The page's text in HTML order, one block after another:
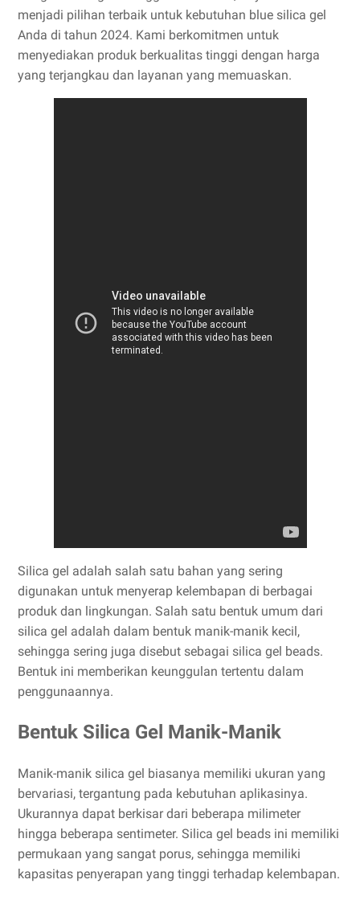
menjadi pilihan terbaik untuk kebutuhan blue silica gel
Anda di tahun 2024. Kami berkomitmen untuk
menyediakan produk berkualitas tinggi dengan harga
yang terjangkau dan layanan yang memuaskan.
Silica gel adalah salah satu bahan yang sering
digunakan untuk menyerap kelembapan di berbagai
produk dan lingkungan. Salah satu bentuk umum dari
silica gel adalah dalam bentuk manik-manik kecil,
sehingga sering juga disebut sebagai silica gel beads.
Bentuk ini memberikan keunggulan tertentu dalam
penggunaannya.
Bentuk Silica Gel Manik-Manik
Manik-manik silica gel biasanya memiliki ukuran yang
bervariasi, tergantung pada kebutuhan aplikasinya.
Ukurannya dapat berkisar dari beberapa milimeter
hingga beberapa sentimeter. Silica gel beads ini memiliki
permukaan yang sangat porus, sehingga memiliki
kapasitas penyerapan yang tinggi terhadap kelembapan.